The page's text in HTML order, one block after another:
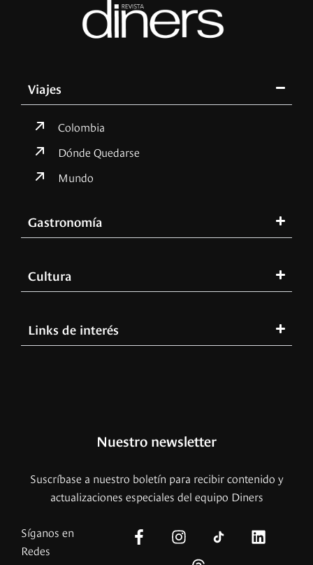
Viajes
Colombia
Dónde Quedarse
Mundo
Gastronomía
Cultura
Links de interés
Nuestro newsletter
Suscríbase a nuestro boletín para recibir contenido y
actualizaciones especiales del equipo Diners
Síganos en
Redes